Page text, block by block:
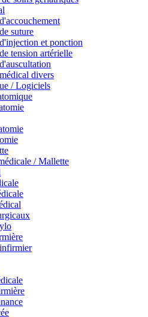
suture
et ponction
tension artérielle
divers
/ Logiciels
/ Mallette